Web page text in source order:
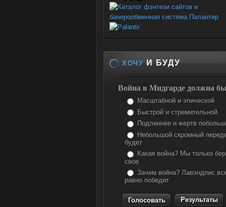
ХОЧУ И БУДУ
Война в Мидгарде должна
Масштабной и эпической
Быстрой и стремительной
Подлиннее и жертв
Небольшой скромный
будет
Какая война? Мы только
свое
Зачем война? Лавэндпис
равно победит
Результаты